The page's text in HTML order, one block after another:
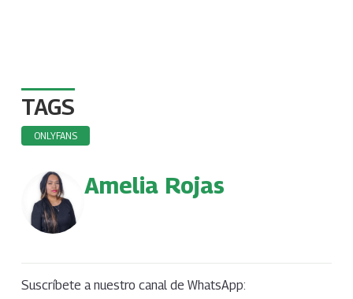
TAGS
ONLYFANS
Amelia Rojas
Suscríbete a nuestro canal de WhatsApp: